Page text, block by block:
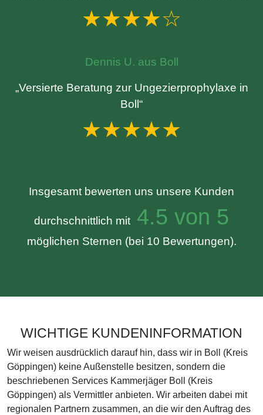
★★★★☆
Dennis U. aus Boll
„Versierte Beratung zur Ungezierprophylaxe in
Boll“
★★★★★
Insgesamt bewerten uns unsere Kunden
durchschnittlich mit 4.5 von 5
möglichen Sternen (bei 10 Bewertungen).
WICHTIGE KUNDENINFORMATION
Wir weisen ausdrücklich darauf hin, dass wir in Boll (Kreis
Göppingen) keine Außenstelle besitzen, sondern die
beschriebenen Services Kammerjäger Boll (Kreis
Göppingen) als Vermittler anbieten. Wir arbeiten dabei mit
regionalen Partnern zusammen, an die wir den Auftrag des